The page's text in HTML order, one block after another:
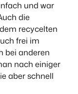
und war
die
recycelten
frei im
bei anderen
nach einiger
aber schnell